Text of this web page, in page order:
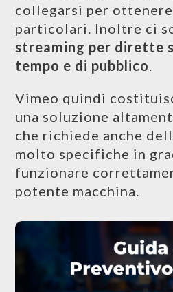
collegarsi per
particolari. Inoltre ci
streaming per dirette
tempo e di pubblico.
Vimeo quindi
una soluzione
che richiede anche
molto specifiche in
funzionare
potente macchina.